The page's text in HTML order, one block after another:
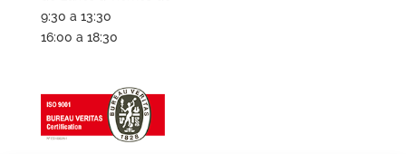
9:30 a 13:30
16:00 a 18:30